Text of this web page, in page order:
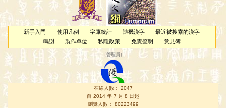
新手入門 使用凡例 字庫統計 隨機漢字
最近被搜索的漢字
鳴謝
製作單位 私隱政策 免責聲明 意見簿
（管理員 ）
在線人數： 2047
自 2014 年 7 月 8 日起
瀏覽人數： 80223499